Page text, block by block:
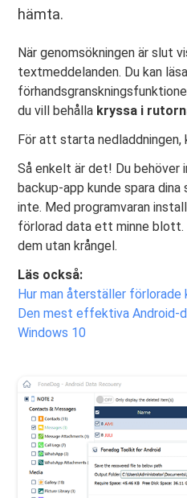
hämta.
När genomsökningen är slut
textmeddelanden. Du kan
du vill behålla kryssa i
För att starta nedladdningen,
Så enkelt är det! Du behöver
backup-app kunde spara
inte. Med programvaran
förlorad data ett minne blott.
dem utan krångel.
Läs också:
Hur man återställer förlorade
Den mest effektiva Android-
Windows 10